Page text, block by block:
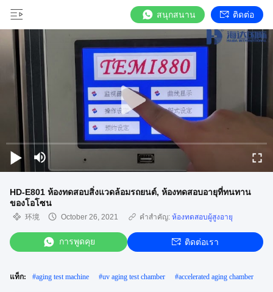
สนุกสนาน ติดต่อ
HD-E801 ห้องทดสอบสิ่งแวดล้อมรถยนต์, ห้องทดสอบอายุที่ทนทาน
ของโอโซน
环境 October 26, 2021 คำสำคัญ: ห้องทดสอบผู้สูงอายุ
การพูดคุย ติดต่อเรา
แท็ก: #aging test machine #uv aging test chamber #accelerated aging chamber